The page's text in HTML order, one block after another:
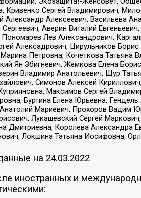
Кривенко Сергей Владимирович,
Алексеевич, Васильева
Аверин Виталий
Лев Александрович,
Алексадрович, Цирульников
Петровна, Кочеткова Татьяна
Ян Збигневич, Жемкова Елена
Владимир Анатольевич, Щур
Симонов Алексей
Максимов Сергей
Буртина Елена Юрьевна,
Мариевич, Прохоров Вадим
Лукашевский Сергей
Дмитриевна, Королева Александра
Локшина Татьяна Иосифовна,
на 24.03.2022
иностранных и